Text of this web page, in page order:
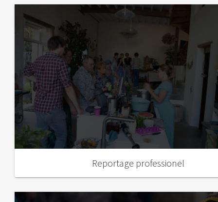
Reportage professionel